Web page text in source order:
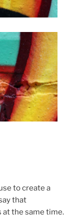
to create a
that
at the same time.